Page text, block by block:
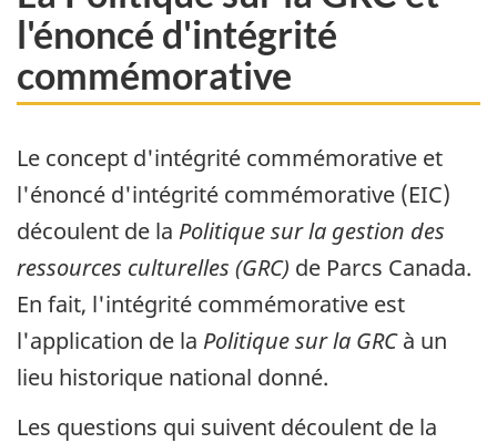
l'énoncé d'intégrité
commémorative
Le concept d'intégrité commémorative et
l'énoncé d'intégrité commémorative (EIC)
découlent de la Politique sur la gestion des
ressources culturelles (GRC) de Parcs Canada.
En fait, l'intégrité commémorative est
l'application de la Politique sur la GRCà un
lieu historique national donné.
Les questions qui suivent découlent de la